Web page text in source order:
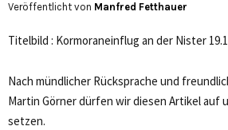
Veröffentlicht von Manfred Fetthauer
Titelbild : Kormoraneinflug an der Nister
Nach mündlicher Rücksprache und
Martin Görner dürfen wir diesen Artikel auf
setzen.